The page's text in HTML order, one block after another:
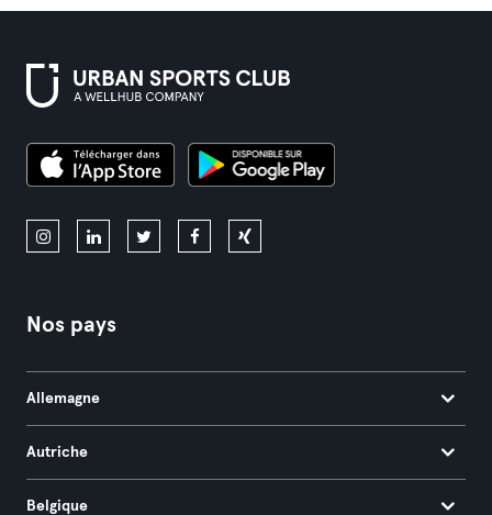
Nos pays
Allemagne
Autriche
Belgique